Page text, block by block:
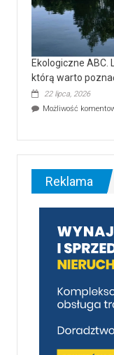
Ekologiczne
którą warto
22 lipca, 2026
Możliwość
Reklama